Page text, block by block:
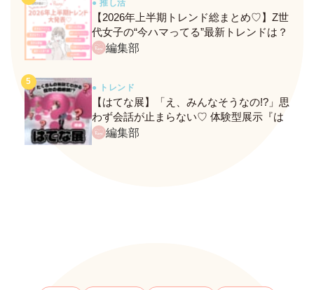
● 推し活
【2026年上半期トレンド総まとめ♡】Z世
代女子の“今ハマってる”最新トレンドは？
ネクストバズ予報もチェック♪
編集部
● トレンド
【はてな展】「え、みんなそうなの!?」思
わず会話が止まらない♡ 体験型展示『は
てな展』に行ってきたレポ
編集部